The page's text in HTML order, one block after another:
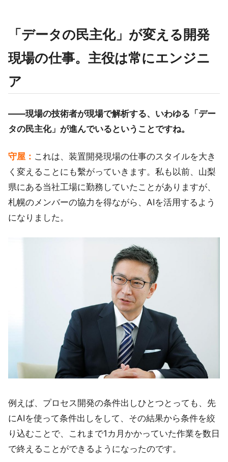
「データの民主化」が変える開発
現場の仕事。主役は常にエンジニ
ア
——現場の技術者が現場で解析する、いわゆる「デー
タの民主化」が進んでいるということですね。
守屋： これは、装置開発現場の仕事のスタイルを大き
く変えることにも繫がっていきます。私も以前、山梨
県にある当社工場に勤務していたことがありますが、
札幌のメンバーの協力を得ながら、AIを活用するよう
になりました。
例えば、プロセス開発の条件出しひとつとっても、先
にAIを使って条件出しをして、その結果から条件を絞
り込むことで、これまで1カ月かかっていた作業を数日
で終えることができるようになったのです。